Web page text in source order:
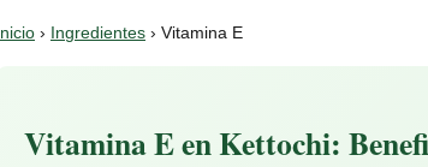
Inicio › Ingredientes › Vitamina E
Vitamina E en Kettochi: